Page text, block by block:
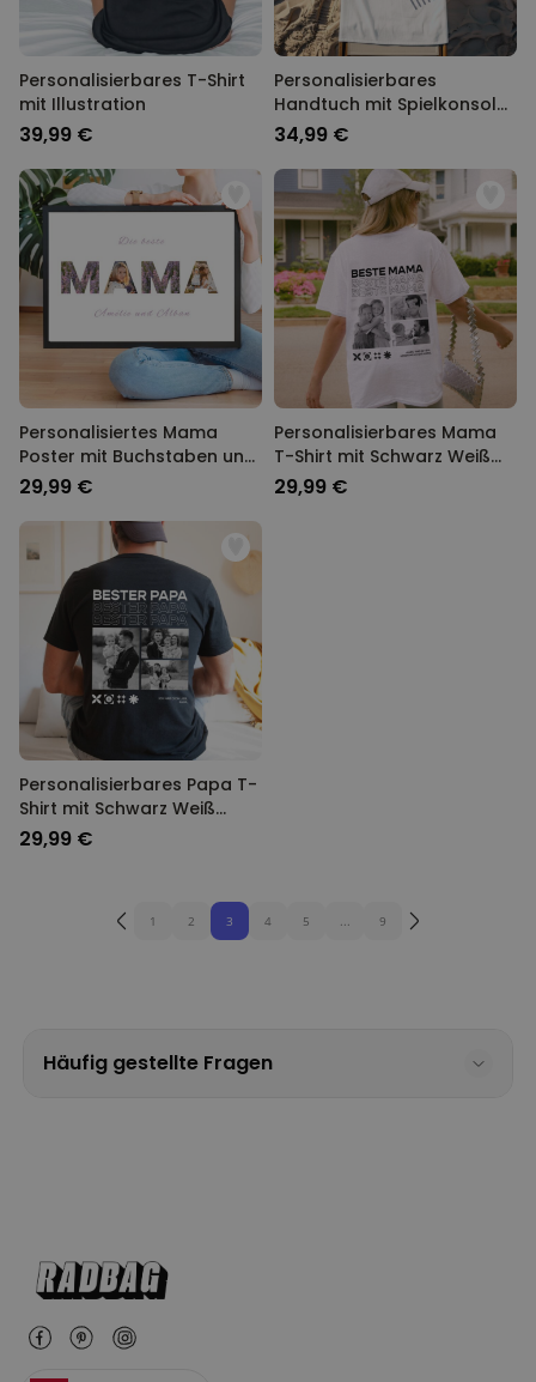
Personalisierbares T-Shirt
mit Illustration
39,99 €
Personalisierbares
Handtuch mit Spielkonsole
und Text
34,99 €
Personalisiertes Mama
Poster mit Buchstaben und
Fotos
29,99 €
Personalisierbares Mama
T-Shirt mit Schwarz Weiß
Fotos und Text
29,99 €
Personalisierbares Papa T-
Shirt mit Schwarz Weiß
Fotos und Text
29,99 €
1 2 3 4 5 ... 9
Häufig gestellte Fragen